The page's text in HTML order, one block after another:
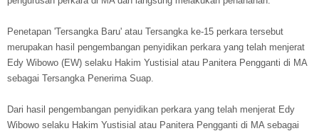
Penetapan 'Tersangka Baru' atau Tersangka ke-15 perkara tersebut
merupakan hasil pengembangan penyidikan perkara yang telah menjerat
Edy Wibowo (EW) selaku Hakim Yustisial atau Panitera Pengganti di MA
sebagai Tersangka Penerima Suap.
Dari hasil pengembangan penyidikan perkara yang telah menjerat Edy
Wibowo selaku Hakim Yustisial atau Panitera Pengganti di MA sebagai